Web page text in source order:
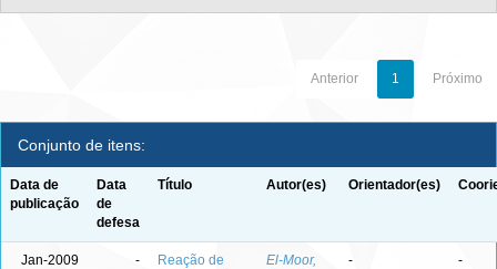
Anterior 1 Próximo
Conjunto de itens:
Data de
publicação
Data
de
defesa
Título Autor(es) Orientador(es)
Jan-2009 -
Reação de
El-Moor,
- -